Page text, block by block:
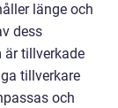
länge och
dess
är tillverkade
tillverkare
och